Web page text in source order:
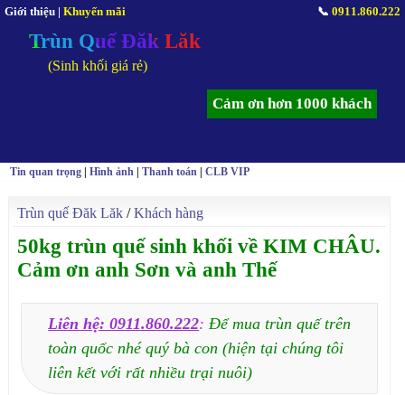
Giới thiệu | Khuyến mãi 📞 0911.860.222
Trùn Quế Đăk Lăk
(Sinh khối giá rẻ)
Cảm ơn hơn 1000 khách
Tin quan trọng |Hình ảnh |Thanh toán |CLB VIP
Trùn quế Đăk Lăk /Khách hàng
50kg trùn quế sinh khối về KIM CHÂU.
Cảm ơn anh Sơn và anh Thế
Liên hệ: 0911.860.222:Để mua trùn quế trên
toàn quốc nhé quý bà con (hiện tại chúng tôi
liên kết với rất nhiều trại nuôi)